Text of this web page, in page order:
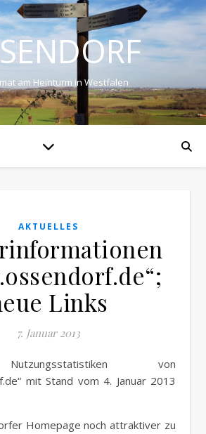
am Heinturm in Westfalen
AKTUELLES
Links
7. Januar 2013
mit Stand vom 4. Januar 2013
Homepage noch attraktiver zu